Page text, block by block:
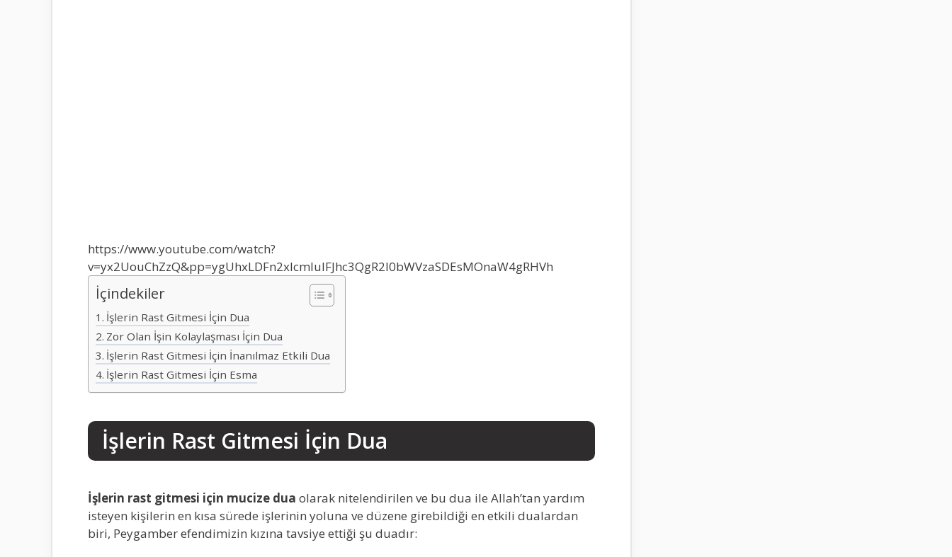
https://www.youtube.com/watch?
v=yx2UouChZzQ&pp=ygUhxLDFn2xlcmluIFJhc3QgR2l0bWVzaSDEsMOnaW4gRHVh
İçindekiler
İşlerin Rast Gitmesi İçin Dua
Zor Olan İşin Kolaylaşması İçin Dua
İşlerin Rast Gitmesi İçin İnanılmaz Etkili Dua
İşlerin Rast Gitmesi İçin Esma
İşlerin Rast Gitmesi İçin Dua
İşlerin rast gitmesi için mucize dua olarak nitelendirilen ve bu dua ile Allah’tan yardım
isteyen kişilerin en kısa sürede işlerinin yoluna ve düzene girebildiği en etkili dualardan
biri, Peygamber efendimizin kızına tavsiye ettiği şu duadır: